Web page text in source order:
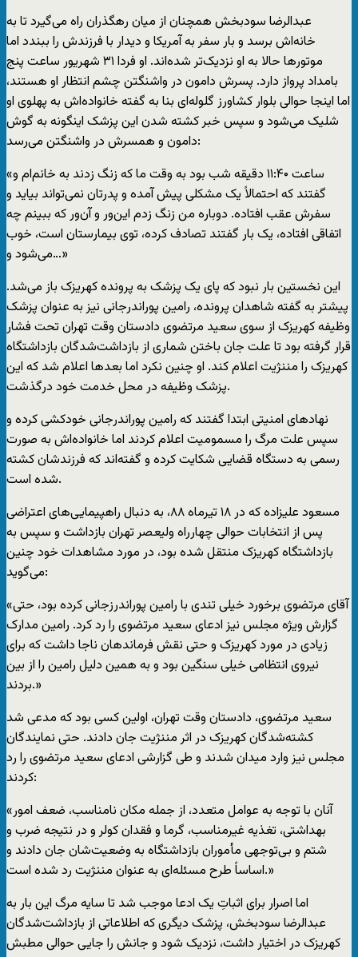
عبدالرضا سودبخش همچنان از میان رهگذران راه می‌گیرد تا به
خانه‌اش برسد و بار سفر به آمریکا و دیدار با فرزندش را ببندد اما
موتورها حالا به او نزدیک‌تر شده‌اند. او فردا ۳۱ شهریور ساعت پنج
بامداد پرواز دارد. پسرش دامون در واشنگتن چشم انتظار او هستند،
اما اینجا حوالی بلوار کشاورز گلوله‌ای بنا به گفته خانواده‌اش به پهلوی او
شلیک می‌شود و سپس خبر کشته شدن این پزشک اینگونه به گوش
دامون و همسرش در واشنگتن می‌رسد:
«ساعت ۱۱:۴۰ دقیقه شب بود به وقت ما که زنگ زدند به خانم‌ام و
گفتند که احتمالاً یک مشکلی پیش آمده و پدرتان نمی‌تواند بیاید و
سفرش عقب افتاده. دوباره من زنگ زدم این‌ور و آن‌ور که ببینم چه
اتفاقی افتاده، یک بار گفتند تصادف کرده، توی بیمارستان است، خوب
می‌شود و…»
این نخستین بار نبود که پای یک پزشک به پرونده کهریزک باز می‌شد.
پیشتر به گفته شاهدان پرونده، رامین پوراندرجانی نیز به عنوان پزشک
وظیفه کهریزک از سوی سعید مرتضوی دادستان وقت تهران تحت فشار
قرار گرفته بود تا علت جان باختن شماری از بازداشت‌شدگان بازداشتگاه
کهریزک را مننژیت اعلام کند. او چنین نکرد اما بعدها اعلام شد که این
پزشک وظیفه در محل خدمت خود درگذشت.
نهادهای امنیتی ابتدا گفتند که رامین پوراندرجانی خودکشی کرده و
سپس علت مرگ را مسمومیت اعلام کردند اما خانواده‌اش به صورت
رسمی به دستگاه قضایی شکایت کرده و گفته‌اند که فرزندشان کشته
شده است.
مسعود علیزاده که در ۱۸ تیرماه ۸۸، به دنبال راهپیمایی‌های اعتراضی
پس از انتخابات حوالی چهارراه ولیعصر تهران بازداشت و سپس به
بازداشتگاه کهریزک منتقل شده بود، در مورد مشاهدات خود چنین
می‌گوید:
«آقای مرتضوی برخورد خیلی تندی با رامین پوراندرزجانی کرده بود، حتی
گزارش ویژه مجلس نیز ادعای سعید مرتضوی را رد کرد. رامین مدارک
زیادی در مورد کهریزک و حتی نقش فرماندهان ناجا داشت که برای
نیروی انتظامی خیلی سنگین بود و به همین دلیل رامین را از بین
بردند.»
سعید مرتضوی، دادستان وقت تهران، اولین کسی بود که مدعی شد
کشته‌شدگان کهریزک در اثر مننژیت جان دادند. حتی نمایندگان
مجلس نیز وارد میدان شدند و طی گزارشی ادعای سعید مرتضوی را رد
کردند:
«آنان با توجه به عوامل متعدد، از جمله مکان نامناسب، ضعف امور
بهداشتی، تغذیه غیرمناسب، گرما و فقدان کولر و در نتیجه ضرب و
شتم و بی‌توجهی مأموران بازداشتگاه به وضعیت‌شان جان دادند و
اساساً طرح مسئله‌ای به عنوان مننژیت رد شده است.»
اما اصرار برای اثباتِ یک ادعا موجب شد تا سایه مرگ این بار به
عبدالرضا سودبخش، پزشک دیگری که اطلاعاتی از بازداشت‌شدگان
کهریزک در اختیار داشت، نزدیک شود و جانش را جایی حوالی مطبش